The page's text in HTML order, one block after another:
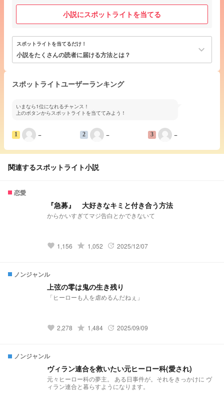
小説にスポットライトを当てる
スポットライトを当てるだけ！
小説をたくさんの読者に届ける方法とは？ keyboard_arrow_down
スポットライトユーザーランキング
いまなら1位になれるチャンス！
上のボタンからスポットライトを当ててみよう！
1 − 2 − 3 −
関連するスポットライト小説
恋愛
『急募』 大好きなキミと付き合う方法
からかいすぎてマジ告白とかできないて
favorite 1,156 grade 1,052 update 2025/12/07
ノンジャンル
上弦の零は鬼の生き残り
「ヒーローも人を虐めるんだねぇ」
favorite 2,278 grade 1,484 update 2025/09/09
ノンジャンル
ヴィラン連合を救いたい元ヒーロー科(愛され)
元々ヒーロー科の夢主。 ある日事件が。それをきっかけに ヴ
ィラン連合と暮らすようになります。